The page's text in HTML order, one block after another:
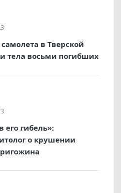
в Тверской
тела восьми погибших
его гибель»:
о крушении